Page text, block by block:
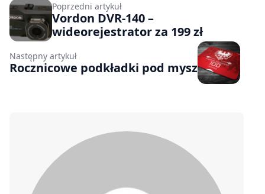
Poprzedni artykuł
Vordon DVR-140 –
wideorejestrator za 199 zł
Następny artykuł
Rocznicowe podkładki pod mysz